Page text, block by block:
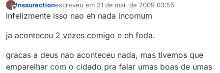
I
Offline
Inssurectionescreveu em 31 de mai. de 2009 03:55
última edição por
infelizmente isso nao eh nada incomum
ja aconteceu 2 vezes comigo e eh foda.
gracas a deus nao aconteceu nada, mas tivemos que
emparelhar com o cidado pra falar umas boas de umas